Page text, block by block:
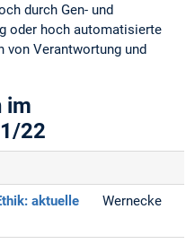
durch Gen- und
oder hoch automatisierte
von Verantwortung und
im
22
aktuelle
Wernecke